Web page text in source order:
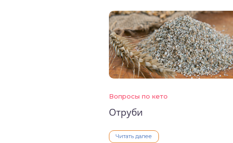
Вопросы по кето
Отруби
Читать далее